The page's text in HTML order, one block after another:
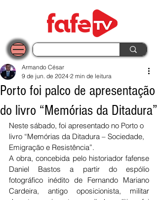
Porto foi palco de apresentação
do livro “Memórias da Ditadura”
Armando César
9 de jun. de 2024 2 min de leitura
Neste sábado, foi apresentado no Porto o
livro “Memórias da Ditadura – Sociedade,
Emigração e Resistência”.
A obra, concebida pelo historiador fafense
Daniel Bastos a partir do espólio
fotográfico inédito de Fernando Mariano
Cardeira, antigo oposicionista, militar